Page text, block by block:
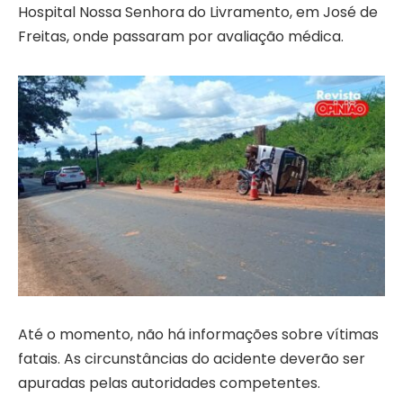
Hospital Nossa Senhora do Livramento, em José de
Freitas, onde passaram por avaliação médica.
Até o momento, não há informações sobre vítimas
fatais. As circunstâncias do acidente deverão ser
apuradas pelas autoridades competentes.